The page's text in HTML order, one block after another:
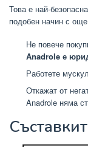
Това е най-
подобен начин с
Не повече
Anadrole е
Работете
Откажат от
Anadrole няма